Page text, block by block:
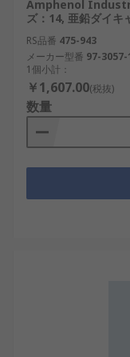
ンポーネン
RSは、日本全国で
ェルの世界的なサ
す。当社は、日本
丸型コネクタバッ
途から革新的なプ
ます。おすすめ品
います。配送につ
Amphenol
ズ：14, 亜鉛ダイキ
RS品番 475-943
メーカー型番 97-3057-
1個小計：
￥1,607.00(税抜)
数量